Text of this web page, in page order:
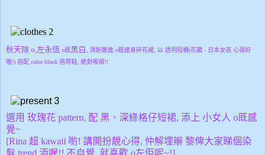
秋天除 o,左永恆 o既黑白, 清新飄逸 o既連身碎花裙, 以 透明短襪(花襛 - 日本女孩 心頭好
喔!) 搭配 color block 搭帶鞋, 絶對吸晴!!
選用 玫瑰花 pattern, 配 黑、深綠格仔短裙, 添上 小女人 o既感
覺~
[Rina 超 kawaii 喲! 講開扮靚心得, 仲解埋辮 黎俾大家睇個染
髮 trend 添喔!! 不自覺, 就喜歡 o左佢呢~!]